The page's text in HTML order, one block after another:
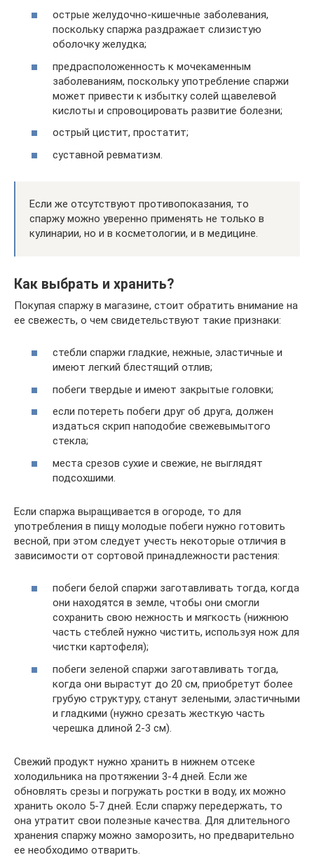
острые желудочно-кишечные заболевания,
поскольку спаржа раздражает слизистую
оболочку желудка;
предрасположенность к мочекаменным
заболеваниям, поскольку употребление спаржи
может привести к избытку солей щавелевой
кислоты и спровоцировать развитие болезни;
острый цистит, простатит;
суставной ревматизм.
Если же отсутствуют противопоказания, то
спаржу можно уверенно применять не только в
кулинарии, но и в косметологии, и в медицине.
Как выбрать и хранить?
Покупая спаржу в магазине, стоит обратить внимание на
ее свежесть, о чем свидетельствуют такие признаки:
стебли спаржи гладкие, нежные, эластичные и
имеют легкий блестящий отлив;
побеги твердые и имеют закрытые головки;
если потереть побеги друг об друга, должен
издаться скрип наподобие свежевымытого
стекла;
места срезов сухие и свежие, не выглядят
подсохшими.
Если спаржа выращивается в огороде, то для
употребления в пищу молодые побеги нужно готовить
весной, при этом следует учесть некоторые отличия в
зависимости от сортовой принадлежности растения:
побеги белой спаржи заготавливать тогда, когда
они находятся в земле, чтобы они смогли
сохранить свою нежность и мягкость (нижнюю
часть стеблей нужно чистить, используя нож для
чистки картофеля);
побеги зеленой спаржи заготавливать тогда,
когда они вырастут до 20 см, приобретут более
грубую структуру, станут зелеными, эластичными
и гладкими (нужно срезать жесткую часть
черешка длиной 2-3 см).
Свежий продукт нужно хранить в нижнем отсеке
холодильника на протяжении 3-4 дней. Если же
обновлять срезы и погружать ростки в воду, их можно
хранить около 5-7 дней. Если спаржу передержать, то
она утратит свои полезные качества. Для длительного
хранения спаржу можно заморозить, но предварительно
ее необходимо отварить.